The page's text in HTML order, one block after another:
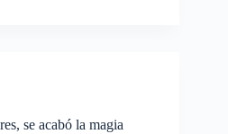
se acabó la magia